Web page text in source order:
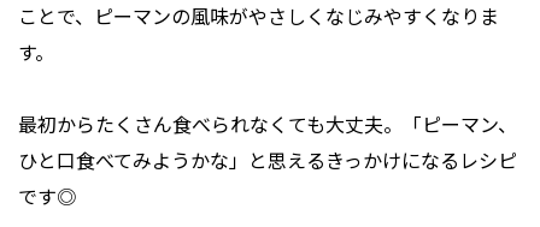
ことで、ピーマンの風味がやさしくなじみやすくなりま
す。
最初からたくさん食べられなくても大丈夫。「ピーマン、
ひと口食べてみようかな」と思えるきっかけになるレシピ
です◎